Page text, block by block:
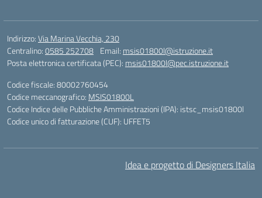
Indirizzo:Via Marina Vecchia, 230
Centralino:0585 252708 Email: msis01800l@istruzione.it
Posta elettronica certificata (PEC): msis01800l@pec.istruzione.it
Codice fiscale: 80002760454
Codice meccanografico: MSIS01800L
Codice Indice delle Pubbliche Amministrazioni (IPA): istsc_msis01800l
Codice unico di fatturazione (CUF): UFFET5
Idea e progetto di Designers Italia